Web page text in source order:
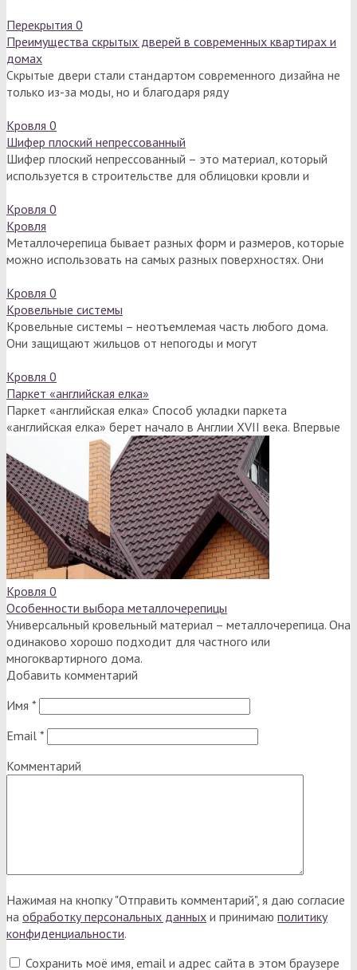
Перекрытия 0
Преимущества скрытых дверей в современных квартирах и
домах
Скрытые двери стали стандартом современного дизайна не
только из-за моды, но и благодаря ряду
Кровля 0
Шифер плоский непрессованный
Шифер плоский непрессованный – это материал, который
используется в строительстве для облицовки кровли и
Кровля 0
Кровля
Металлочерепица бывает разных форм и размеров, которые
можно использовать на самых разных поверхностях. Они
Кровля 0
Кровельные системы
Кровельные системы – неотъемлемая часть любого дома.
Они защищают жильцов от непогоды и могут
Кровля 0
Паркет «английская елка»
Паркет «английская елка» Способ укладки паркета
«английская елка» берет начало в Англии XVII века. Впервые
Кровля 0
Особенности выбора металлочерепицы
Универсальный кровельный материал – металлочерепица. Она
одинаково хорошо подходит для частного или
многоквартирного дома.
Добавить комментарий
Имя *
Email *
Комментарий
Нажимая на кнопку "Отправить комментарий", я даю согласие
на обработку персональных данных и принимаю политику
конфиденциальности.
Сохранить моё имя, email и адрес сайта в этом браузере